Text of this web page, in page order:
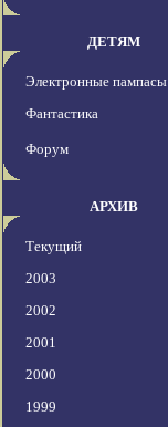
ДЕТЯМ
Электронные пампасы
Фантастика
Форум
АРХИВ
Текущий
2003
2002
2001
2000
1999